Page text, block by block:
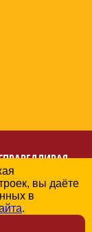
Дагестан
данных
вы даёте
в
.